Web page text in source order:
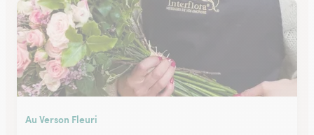
Au Verson Fleuri